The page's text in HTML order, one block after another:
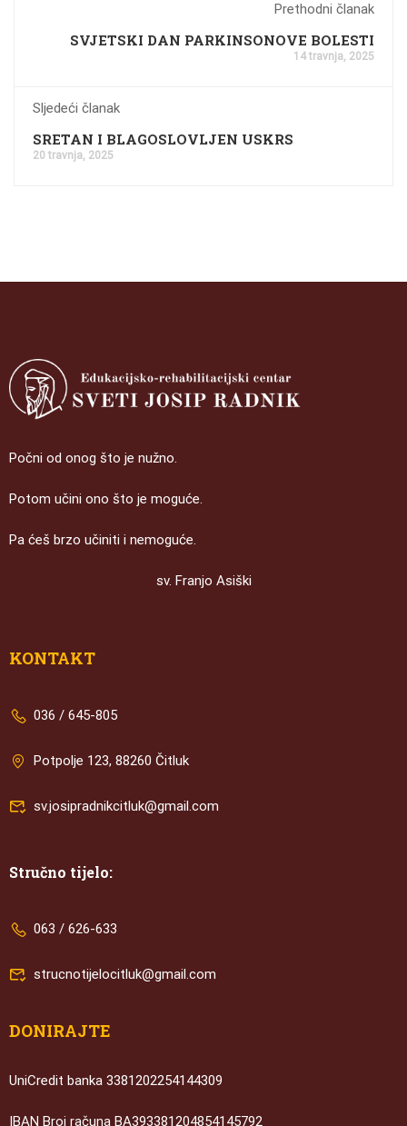
Prethodni članak
SVJETSKI DAN PARKINSONOVE BOLESTI
14 travnja, 2025
Sljedeći članak
SRETAN I BLAGOSLOVLJEN USKRS
20 travnja, 2025
Počni od onog što je nužno.
Potom učini ono što je moguće.
Pa ćeš brzo učiniti i nemoguće.
sv. Franjo Asiški
KONTAKT
036 / 645-805
Potpolje 123, 88260 Čitluk
sv.josipradnikcitluk@gmail.com
Stručno tijelo:
063 / 626-633
strucnotijelocitluk@gmail.com
DONIRAJTE
UniCredit banka 3381202254144309
IBAN Broj računa BA393381204854145792